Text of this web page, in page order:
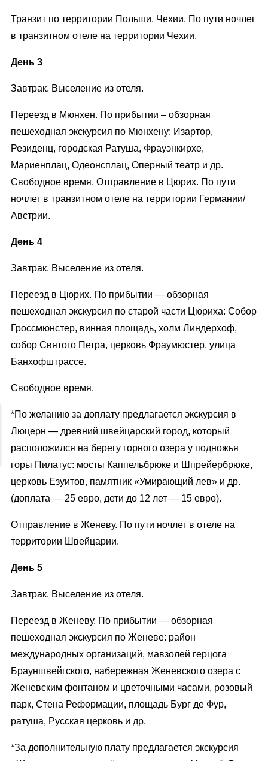
Транзит по территории Польши, Чехии. По пути ночлег
в транзитном отеле на территории Чехии.
День 3
Завтрак. Выселение из отеля.
Переезд в Мюнхен. По прибытии – обзорная
пешеходная экскурсия по Мюнхену: Изартор,
Резиденц, городская Ратуша, Фрауэнкирхе,
Мариенплац, Одеонсплац, Оперный театр и др.
Свободное время. Отправление в Цюрих. По пути
ночлег в транзитном отеле на территории Германии/
Австрии.
День 4
Завтрак. Выселение из отеля.
Переезд в Цюрих. По прибытии — обзорная
пешеходная экскурсия по старой части Цюриха: Собор
Гроссмюнстер, винная площадь, холм Линдерхоф,
собор Святого Петра, церковь Фраумюстер. улица
Банхофштрассе.
Свободное время.
*По желанию за доплату предлагается экскурсия в
Люцерн — древний швейцарский город, который
расположился на берегу горного озера у подножья
горы Пилатус: мосты Каппельбрюке и Шпрейербрюке,
церковь Езуитов, памятник «Умирающий лев» и др.
(доплата — 25 евро, дети до 12 лет — 15 евро).
Отправление в Женеву. По пути ночлег в отеле на
территории Швейцарии.
День 5
Завтрак. Выселение из отеля.
Переезд в Женеву. По прибытии — обзорная
пешеходная экскурсия по Женеве: район
международных организаций, мавзолей герцога
Брауншвейгского, набережная Женевского озера с
Женевским фонтаном и цветочными часами, розовый
парк, Стена Реформации, площадь Бург де Фур,
ратуша, Русская церковь и др.
*За дополнительную плату предлагается экскурсия